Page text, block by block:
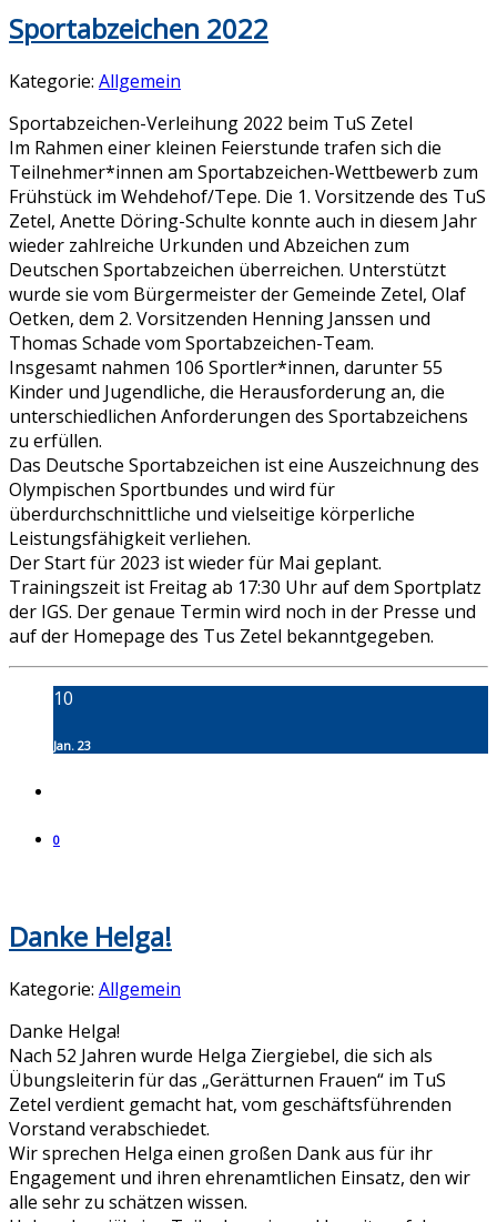
Sportabzeichen 2022
Kategorie: Allgemein
Sportabzeichen-Verleihung 2022 beim TuS Zetel
Im Rahmen einer kleinen Feierstunde trafen sich die
Teilnehmer*innen am Sportabzeichen-Wettbewerb zum
Frühstück im Wehdehof/Tepe. Die 1. Vorsitzende des TuS
Zetel, Anette Döring-Schulte konnte auch in diesem Jahr
wieder zahlreiche Urkunden und Abzeichen zum
Deutschen Sportabzeichen überreichen. Unterstützt
wurde sie vom Bürgermeister der Gemeinde Zetel, Olaf
Oetken, dem 2. Vorsitzenden Henning Janssen und
Thomas Schade vom Sportabzeichen-Team.
Insgesamt nahmen 106 Sportler*innen, darunter 55
Kinder und Jugendliche, die Herausforderung an, die
unterschiedlichen Anforderungen des Sportabzeichens
zu erfüllen.
Das Deutsche Sportabzeichen ist eine Auszeichnung des
Olympischen Sportbundes und wird für
überdurchschnittliche und vielseitige körperliche
Leistungsfähigkeit verliehen.
Der Start für 2023 ist wieder für Mai geplant.
Trainingszeit ist Freitag ab 17:30 Uhr auf dem Sportplatz
der IGS. Der genaue Termin wird noch in der Presse und
auf der Homepage des Tus Zetel bekanntgegeben.
10
Jan. 23
0
Danke Helga!
Kategorie: Allgemein
Danke Helga!
Nach 52 Jahren wurde Helga Ziergiebel, die sich als
Übungsleiterin für das „Gerätturnen Frauen“ im TuS
Zetel verdient gemacht hat, vom geschäftsführenden
Vorstand verabschiedet.
Wir sprechen Helga einen großen Dank aus für ihr
Engagement und ihren ehrenamtlichen Einsatz, den wir
alle sehr zu schätzen wissen.